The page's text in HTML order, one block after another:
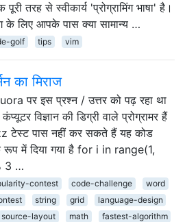
तरह से स्वीकार्य 'प्रोग्रामिंग भाषा' है।
के लिए आपके पास क्या सामान्य …
golf tips vim
का मिराज
पर इस प्रश्न / उत्तर को पढ़ रहा था
विज्ञान की डिग्री वाले प्रोग्रामर हैं
टेस्ट पास नहीं कर सकते हैं यह कोड
रूप में दिया गया है for i in range(1,
3 …
contest code-challenge
word
string grid
language-design
source-layout math
fastest-algorithm